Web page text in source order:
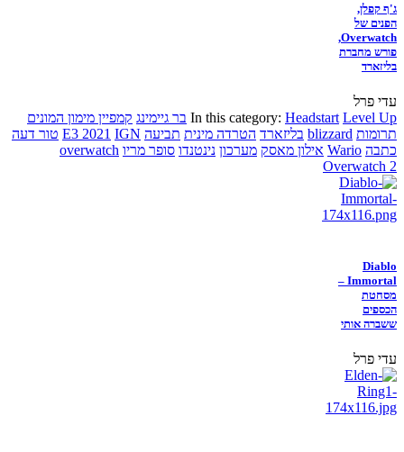
ג'ף קפלן,
הפנים של
Overwatch,
פורש מחברת
בליזארד
עדי פרל
In this category: Headstart Level Up בר גיימינג קמפיין מימון המונים
תרומות blizzard בליזארד הטרדה מינית תביעה E3 2021 IGN
טור דעה
כתבה Wario אילון מאסק מערכון נינטנדו סופר מריו overwatch
Overwatch 2
Diablo
Immortal –
מסחטת
הכספים
ששברה אותי
עדי פרל